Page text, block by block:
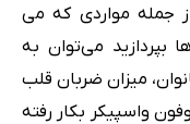
جمله مواردی که می
بپردازید می‌توان به
میزان ضربان قلب
واسپیکر بکار رفته